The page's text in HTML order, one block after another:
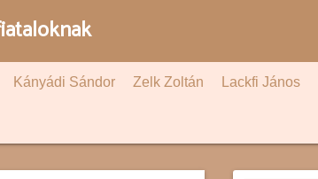
Kányádi Sándor Zelk Zoltán Lackfi János